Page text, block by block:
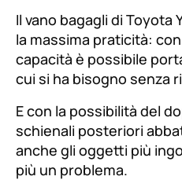
Il vano bagagli di Toyota
la massima praticità:
capacità è possibile
cui si ha bisogno senza
E con la possibilità del
schienali posteriori
anche gli oggetti più
più un problema.